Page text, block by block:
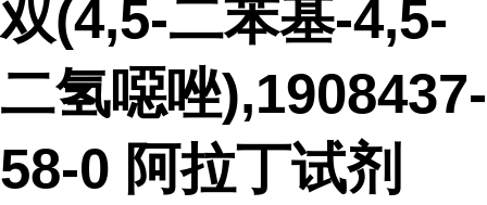
双(4,5-二苯基-4,5-
二氢噁唑),1908437-
58-0 阿拉丁试剂